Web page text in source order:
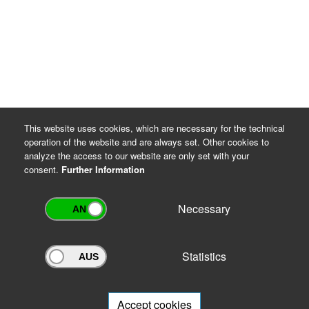
Archivportal Thüringen
will be happy to advise you.
This website uses cookies, which are necessary for the technical
operation of the website and are always set. Other cookies to
analyze the access to our website are only set with your
consent. Further Information
Necessary
Statistics
Accept cookies